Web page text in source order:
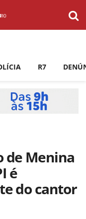
R7
de Menina
é
do cantor